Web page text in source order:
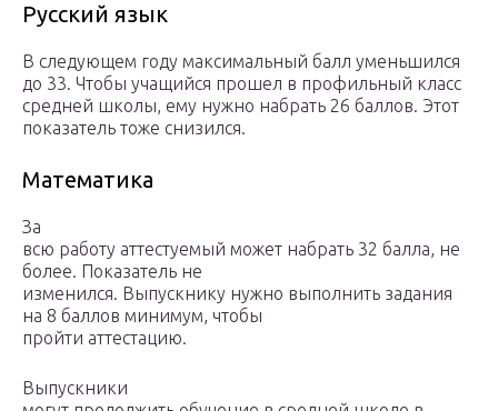
Русский язык
В следующем году максимальный балл уменьшился
до 33. Чтобы учащийся прошел в профильный класс
средней школы, ему нужно набрать 26 баллов. Этот
показатель тоже снизился.
Математика
За
всю работу аттестуемый может набрать 32 балла, не
более. Показатель не
изменился. Выпускнику нужно выполнить задания
на 8 баллов минимум, чтобы
пройти аттестацию.
Выпускники